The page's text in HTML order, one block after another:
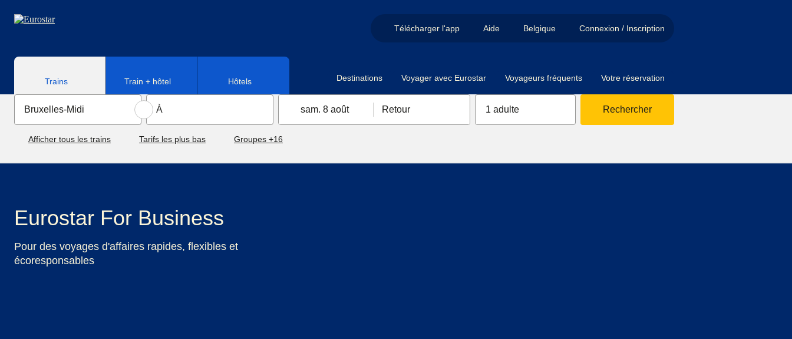
Télécharger l'app Aide Belgique Connexion / Inscription
Trains Train + hôtel Hôtels Destinations Voyager avec Eurostar Voyageurs fréquents Votre réservation
sam. 8 août Retour 1 adulte Rechercher
Afficher tous les trains Tarifs les plus bas Groupes +16
Eurostar For Business
Pour des voyages d'affaires rapides, flexibles et
écoresponsables